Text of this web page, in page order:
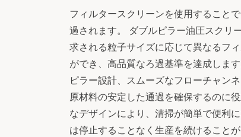
フィルタースクリーンを使用すること
過されます。 ダブルピラー油圧スクリ
求される粒子サイズに応じて異なるフ
ができ、高品質なろ過基準を達成しま
ピラー設計、スムーズなフローチャン
原材料の安定した通過を確保するのに
なデザインにより、清掃が簡単で便利
は停止することなく生産を続けることが